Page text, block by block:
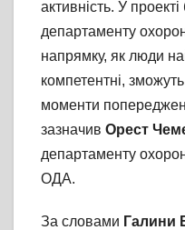
активність. У
департаменту
напрямку, як люди
компетентні,
моменти
зазначив Орест
департаменту
ОДА.
За словами Галини